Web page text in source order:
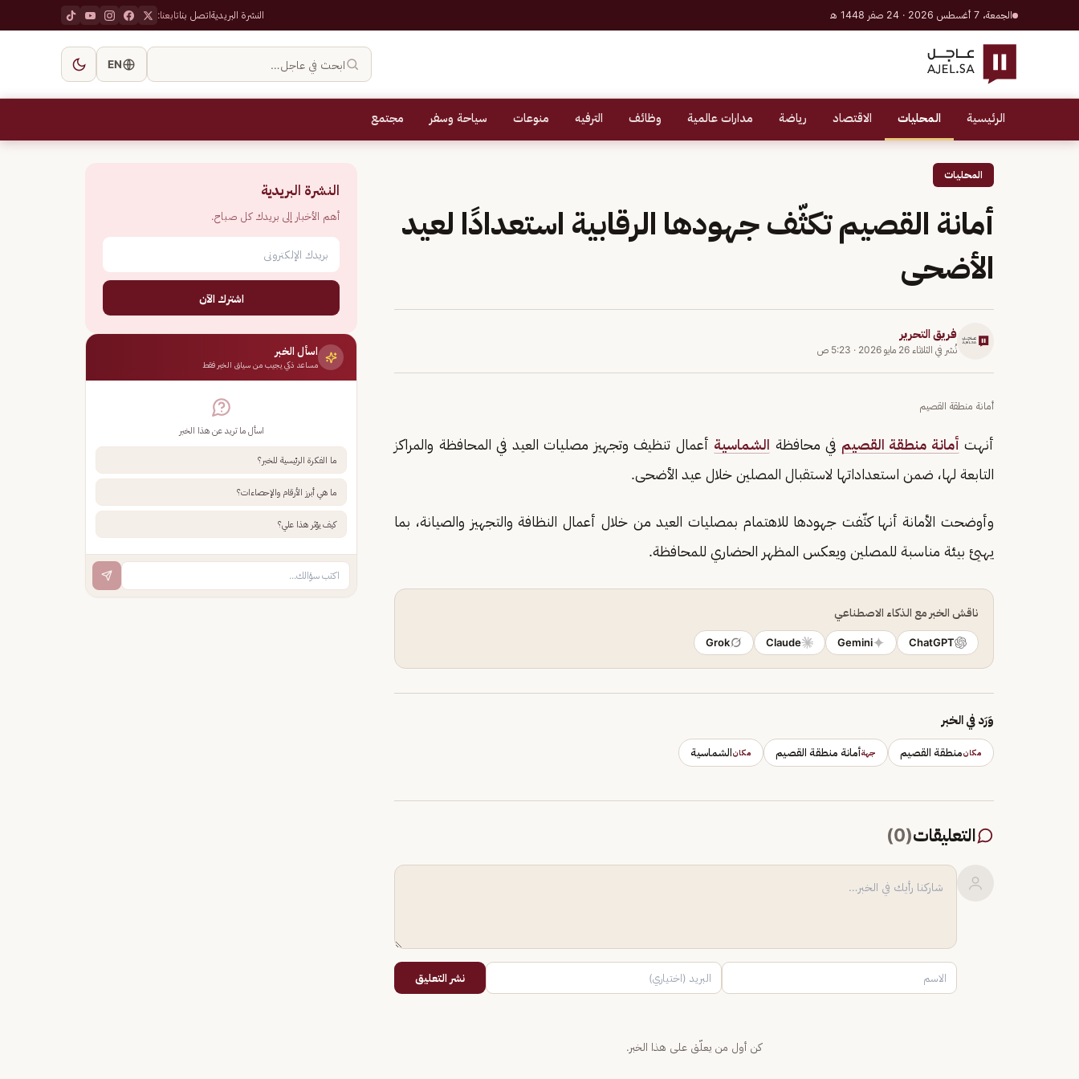
الجمعة، 7 أغسطس 2026 · 24 صفر 1448 هـ النشرة البريديةاتصل بناتابعنا:
ابحث في عاجل… EN
الرئيسية المحليات الاقتصاد رياضة مدارات عالمية وظائف الترفيه منوعات سياحة وسفر مجتمع
المحليات
أمانة القصيم تكثّف جهودها الرقابية استعدادًا لعيد
الأضحى
فريق التحرير
نُشر في الثلاثاء 26 مايو 2026 · 5:23 ص
أمانة منطقة القصيم
أنهت أمانة منطقة القصيم في محافظة الشماسية أعمال تنظيف وتجهيز مصليات العيد في المحافظة والمراكز
التابعة لها، ضمن استعداداتها لاستقبال المصلين خلال عيد الأضحى.
وأوضحت الأمانة أنها كثّفت جهودها للاهتمام بمصليات العيد من خلال أعمال النظافة والتجهيز والصيانة، بما
يهيئ بيئة مناسبة للمصلين ويعكس المظهر الحضاري للمحافظة.
ناقش الخبر مع الذكاء الاصطناعي
ChatGPT
Gemini
Claude
Grok
وَرَد في الخبر
مكانمنطقة القصيم جهةأمانة منطقة القصيم مكانالشماسية
التعليقات(
0
)
نشر التعليق
كن أول من يعلّق على هذا الخبر.
النشرة البريدية
أهم الأخبار إلى بريدك كل صباح.
اشترك الآن
اسأل الخبر
مساعد ذكي يجيب من سياق الخبر فقط
اسأل ما تريد عن هذا الخبر
ما الفكرة الرئيسية للخبر؟
ما هي أبرز الأرقام والإحصاءات؟
كيف يؤثر هذا علي؟